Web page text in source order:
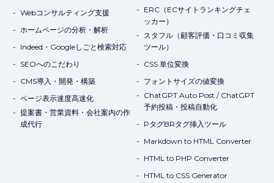
Webコンサルティング支援
ホームページの分析・解析
Indeed・Googleしごと検索対応
SEOへのこだわり
CMS導入・開発・構築
ページ表示速度高速化
提案書・営業資料・会社案内の作
成代行
ERC（ECサイトランキングチェ
ッカー）
スタフル（顧客評価・口コミ収集
ツール）
CSS 単位変換
フォントサイズの値変換
ChatGPT Auto Post / ChatGPT
予約投稿・投稿自動化
PタグBRタグ挿入ツール
Markdown to HTML Converter
HTML to PHP Converter
HTML to CSS Generator